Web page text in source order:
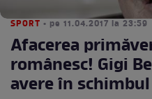
SPORT • pe 11.04.2017 la 23:59
Afacerea
românesc! Gigi
avere în